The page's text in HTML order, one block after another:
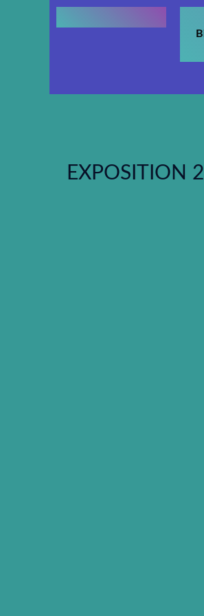
EXPOSITION